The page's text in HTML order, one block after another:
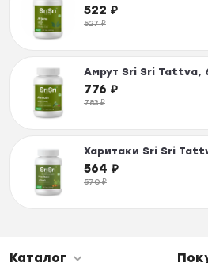
522 ₽
527₽
Амрут Sri Sri Tattva,
776 ₽
783₽
Харитаки Sri Sri
564 ₽
570₽
Каталог